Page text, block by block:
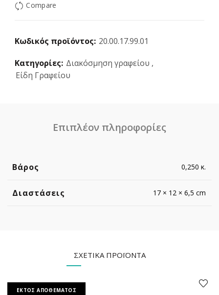
Compare
Κωδικός προϊόντος: 20.00.17.99.01
Κατηγορίες: Διακόσμηση γραφείου ,
Είδη Γραφείου
Επιπλέον πληροφορίες
Βάρος 0,250 κ.
Διαστάσεις 17 × 12 × 6,5 cm
ΣΧΕΤΙΚΆ ΠΡΟΪΌΝΤΑ
ΕΚΤΌΣ ΑΠΟΘΈΜΑΤΟΣ